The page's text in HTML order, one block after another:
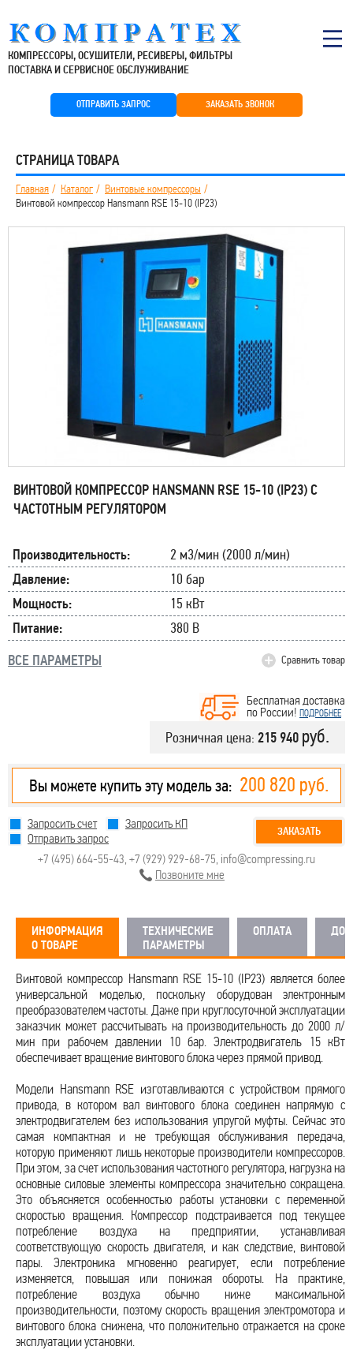
КОМПРЕССОРЫ, ОСУШИТЕЛИ, РЕСИВЕРЫ, ФИЛЬТРЫ
ПОСТАВКА И СЕРВИСНОЕ ОБСЛУЖИВАНИЕ
ОТПРАВИТЬ ЗАПРОС ЗАКАЗАТЬ ЗВОНОК
СТРАНИЦА ТОВАРА
Главная Каталог
Винтовые компрессоры
Винтовой компрессор Hansmann RSE 15-10 (IP23)
ВИНТОВОЙ КОМПРЕССОР HANSMANN RSE 15-10 (IP23) С
ЧАСТОТНЫМ РЕГУЛЯТОРОМ
Производительность:
2 м3/мин (2000 л/мин)
Давление:
10 бар
Мощность:
15 кВт
Питание:
380 В
ВСЕ ПАРАМЕТРЫ
Сравнить товар
Бесплатная доставка
по России! ПОДРОБНЕЕ
Розничная цена: 215 940 руб.
Вы можете купить эту модель за: 200 820 руб.
Запросить счет
Запросить КП
Отправить запрос
ЗАКАЗАТЬ
+7 (495) 664-55-43 +7 (929) 929-68-75 info@compressing.ru
Позвоните мне
ИНФОРМАЦИЯ
О ТОВАРЕ
ТЕХНИЧЕСКИЕ
ПАРАМЕТРЫ
ОПЛАТА
Винтовой компрессор Hansmann RSE 15-10 (IP23) является более
универсальной моделью, поскольку оборудован электронным
преобразователем частоты. Даже при круглосуточной эксплуатации
заказчик может рассчитывать на производительность до 2000 л/
мин при рабочем давлении 10 бар. Электродвигатель 15 кВт
обеспечивает вращение винтового блока через прямой привод.
Модели Hansmann RSE изготавливаются с устройством прямого
привода, в котором вал винтового блока соединен напрямую с
электродвигателем без использования упругой муфты. Сейчас это
самая компактная и не требующая обслуживания передача,
которую применяют лишь некоторые производители компрессоров.
При этом, за счет использования частотного регулятора, нагрузка на
основные силовые элементы компрессора значительно сокращена.
Это объясняется особенностью работы установки с переменной
скоростью вращения. Компрессор подстраивается под текущее
потребление воздуха на предприятии, устанавливая
соответствующую скорость двигателя, и как следствие, винтовой
пары. Электроника мгновенно реагирует, если потребление
изменяется, повышая или понижая обороты. На практике,
потребление воздуха обычно ниже максимальной
производительности, поэтому скорость вращения электромотора и
винтового блока снижена, что положительно отражается на сроке
эксплуатации установки.